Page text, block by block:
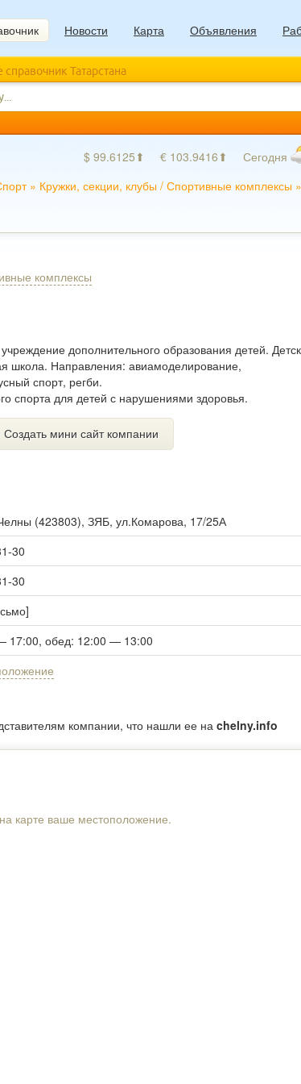
Новости Карта Объявления
справочник Татарстана
$ 99.6125⬆ € 103.9416⬆ Сегодня
» Кружки, секции, клубы / Спортивные комплексы »
комплексы
дополнительного образования детей.
школа. Направления: авиамоделирование,
спорт, регби.
спорта для детей с нарушениями здоровья.
Создать мини сайт компании
(423803), ЗЯБ, ул.Комарова, 17/25А
30
30
17:00, обед: 12:00 — 13:00
компании, что нашли ее на chelny.info
карте ваше местоположение.